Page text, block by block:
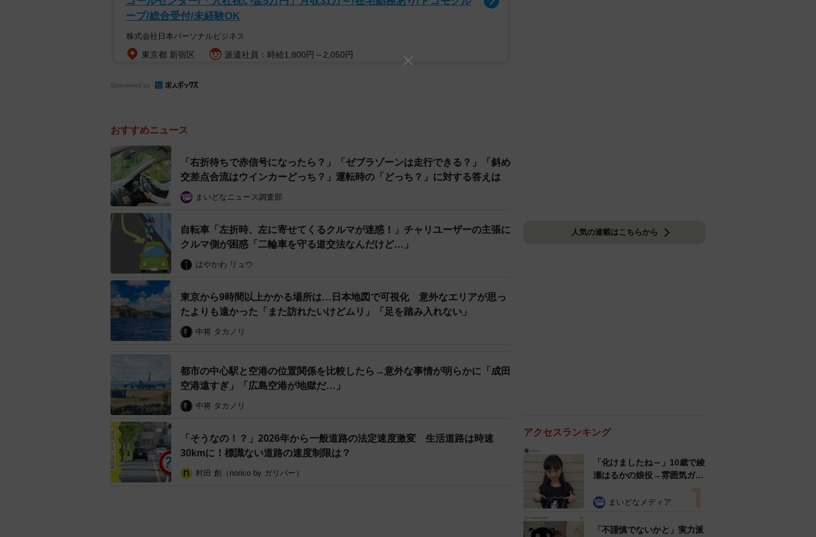
ープ/総合受付/未経験OK
株式会社日本パーソナルビジネス
東京都 新宿区 派遣社員：時給1,800円～2,050円
Sponsored by
おすすめニュース
「右折待ちで赤信号になったら？」「ゼブラゾーンは走行できる？」「斜め
交差点合流はウインカーどっち？」運転時の「どっち？」に対する答えは
まいどなニュース調査部
自転車「左折時、左に寄せてくるクルマが迷惑！」チャリユーザーの主張に
クルマ側が困惑「二輪車を守る道交法なんだけど…」
はやかわ リュウ
東京から9時間以上かかる場所は…日本地図で可視化 意外なエリアが思っ
たよりも遠かった「また訪れたいけどムリ」「足を踏み入れない」
中将 タカノリ
都市の中心駅と空港の位置関係を比較したら→意外な事情が明らかに「成田
空港遠すぎ」「広島空港が地獄だ…」
中将 タカノリ
「そうなの！？」2026年から一般道路の法定速度激変 生活道路は時速
30kmに！標識ない道路の速度制限は？
村田 創（norico by ガリバー）
人気の連載はこちらから
アクセスランキング
「化けましたね～」10歳で綾
瀬はるかの娘役→雰囲気ガラ
雰囲気が」「宝塚に入れそ
まいどなメディア
「不謹慎でないかと」実力派